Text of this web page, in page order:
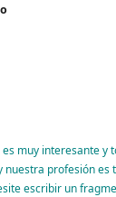
muy interesante y
nuestra profesión es
escribir un